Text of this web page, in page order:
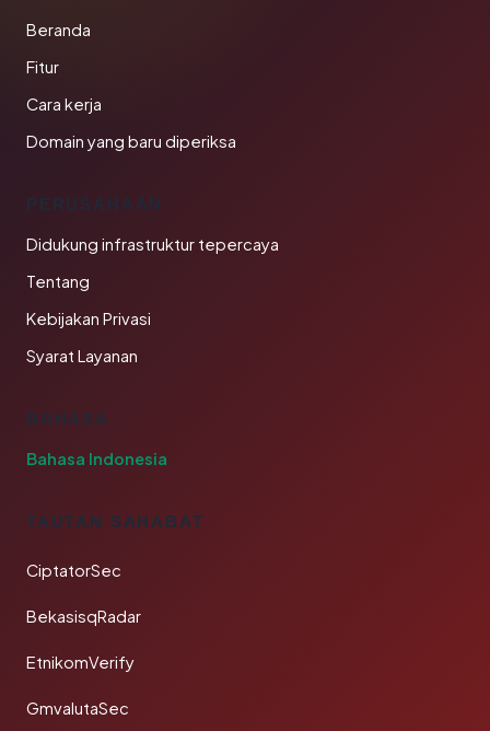
Beranda
Fitur
Cara kerja
Domain yang baru diperiksa
PERUSAHAAN
Didukung infrastruktur tepercaya
Tentang
Kebijakan Privasi
Syarat Layanan
BAHASA
Bahasa Indonesia
TAUTAN SAHABAT
CiptatorSec
BekasisqRadar
EtnikomVerify
GmvalutaSec